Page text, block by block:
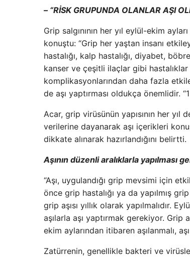
– “RİSK GRUPUNDA OLANLAR AŞI
Grip salgınının her yıl eylül-ekim
konuştu: “Grip her yaştan insanı
hastalığı, kalp hastalığı, diyabet,
kanser ve çeşitli ilaçlar gibi hastalıklar
komplikasyonlarından daha fazla
de aşı yaptırması oldukça önemlidir.
Acar, grip virüsünün yapısının her
verilerine dayanarak aşı içerikleri
dikkate alınarak hazırlandığını belirtti.
Aşının düzenli aralıklarla yapılması
“Aşı, uygulandığı grip mevsimi için
önce grip hastalığı ya da yapılmış
grip aşısı yıllık olarak yapılmalıdır.
aşılarla aşı yaptırmak gerekiyor. Grip
ekim aylarından itibaren aşılanmalı,
Zatürrenin, genellikle bakteri ve